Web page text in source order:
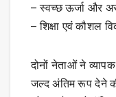
– स्वच्छ ऊर्जा और
– शिक्षा एवं कौशल
दोनों नेताओं ने
जल्द अंतिम रूप देने